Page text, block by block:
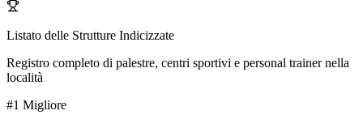
Listato delle Strutture Indicizzate
Registro completo di palestre, centri sportivi e personal trainer nella
località
#1 Migliore